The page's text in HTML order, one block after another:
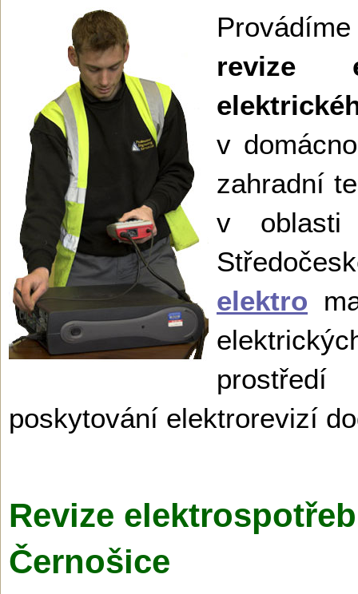
revize
v
zahradní
v oblasti
elektro
poskytování elektrorevizí
Revize
Černošice